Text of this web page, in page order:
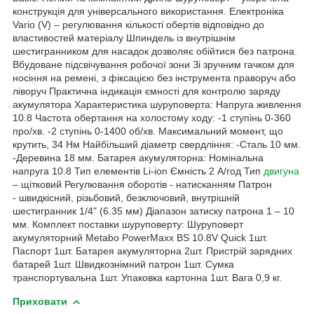
конструкція для універсального використання. Електроніка
Vario (V) – регулювання кількості обертів відповідно до
властивостей матеріалу Шпиндель із внутрішнім
шестигранником для насадок дозволяє обійтися без патрона.
Вбудоване підсвічування робочої зони Зі зручним гачком для
носіння на ремені, з фіксацією без інструмента праворуч або
ліворуч Практична індикація ємності для контролю заряду
акумулятора Характеристика шуруповерта: Напруга живлення
10.8 Частота обертання на холостому ходу: -1 ступінь 0-360
про/хв. -2 ступінь 0-1400 об/хв. Максимальний момент, що
крутить, 34 Нм Найбільший діаметр свердління: -Сталь 10 мм.
-Деревина 18 мм. Батарея акумуляторна: Номінальна
напруга 10.8 Тип елементів Li-ion Ємність 2 А/год Тип двигуна
– щітковий Регулювання оборотів - натисканням Патрон
- швидкісний, різьбовий, безключовий, внутрішній
шестигранник 1/4" (6.35 мм) Діапазон затиску патрона 1 – 10
мм. Комплект поставки шуруповерту: Шуруповерт
акумуляторний Metabo PowerMaxx BS 10.8V Quick 1шт.
Паспорт 1шт. Батарея акумуляторна 2шт. Пристрій зарядних
батарей 1шт. Швидкознімний патрон 1шт. Сумка
транспортувальна 1шт. Упаковка картонна 1шт. Вага 0,9 кг.
Приховати